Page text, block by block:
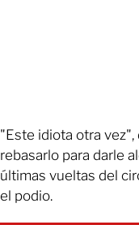
"Este idiota otra vez",
rebasarlo para darle
últimas vueltas del
el podio.